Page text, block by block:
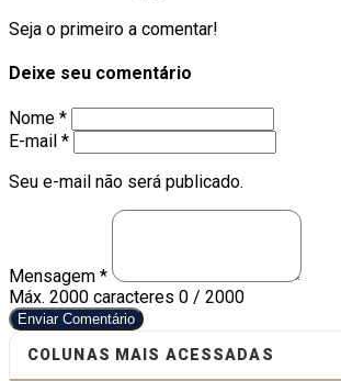
Seja o primeiro a comentar!
Deixe seu comentário
Nome *
E-mail *
Seu e-mail não será publicado.
Mensagem *
Máx. 2000 caracteres 0 / 2000
Enviar Comentário
COLUNAS MAIS ACESSADAS